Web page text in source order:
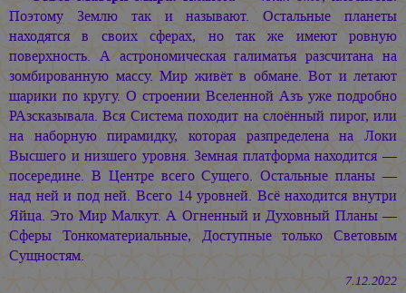
Поэтому Землю так и называют. Остальные планеты
находятся в своих сферах, но так же имеют ровную
поверхность. А астрономическая галиматья разсчитана на
зомбированную массу. Мир живёт в обмане. Вот и летают
шарики по кругу. О строении Вселенной Азъ уже подробно
РАзсказывала. Вся Система походит на слоённый пирог, или
на наборную пирамидку, которая разпределена на Локи
Высшего и низшего уровня. Земная платформа находится —
посередине. В Центре всего Сущего. Остальные планы —
над ней и под ней. Всего 14 уровней. Всё находится внутри
Яйца. Это Мир Малкут. А Огненный и Духовный Планы —
Сферы Тонкоматериальные, Доступные только Световым
Сущностям.
7.12.2022